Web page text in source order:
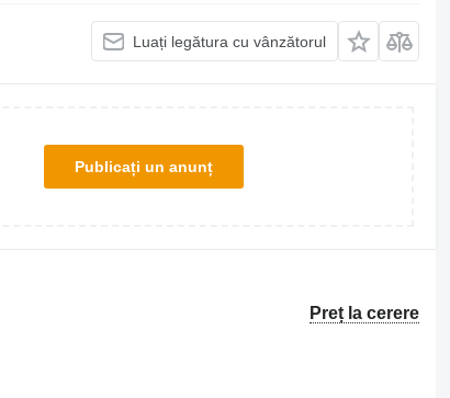
Luați legătura cu vânzătorul
Publicați un anunț
Preț la cerere